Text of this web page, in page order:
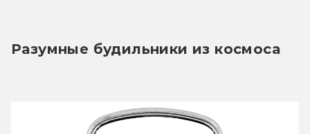
Разумные будильники из космоса